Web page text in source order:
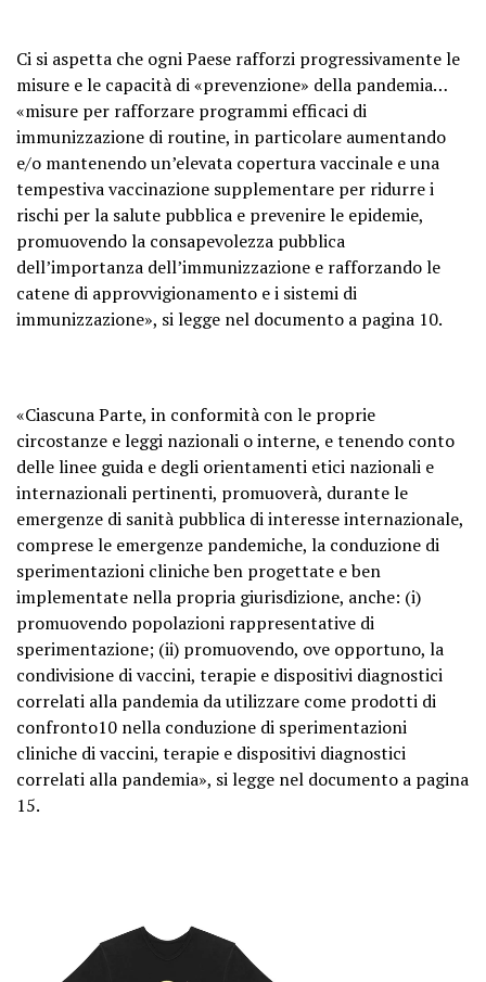
Ci si aspetta che ogni Paese rafforzi progressivamente le
misure e le capacità di «prevenzione» della pandemia…
«misure per rafforzare programmi efficaci di
immunizzazione di routine, in particolare aumentando
e/o mantenendo un’elevata copertura vaccinale e una
tempestiva vaccinazione supplementare per ridurre i
rischi per la salute pubblica e prevenire le epidemie,
promuovendo la consapevolezza pubblica
dell’importanza dell’immunizzazione e rafforzando le
catene di approvvigionamento e i sistemi di
immunizzazione», si legge nel documento a pagina 10.
«Ciascuna Parte, in conformità con le proprie
circostanze e leggi nazionali o interne, e tenendo conto
delle linee guida e degli orientamenti etici nazionali e
internazionali pertinenti, promuoverà, durante le
emergenze di sanità pubblica di interesse internazionale,
comprese le emergenze pandemiche, la conduzione di
sperimentazioni cliniche ben progettate e ben
implementate nella propria giurisdizione, anche: (i)
promuovendo popolazioni rappresentative di
sperimentazione; (ii) promuovendo, ove opportuno, la
condivisione di vaccini, terapie e dispositivi diagnostici
correlati alla pandemia da utilizzare come prodotti di
confronto10 nella conduzione di sperimentazioni
cliniche di vaccini, terapie e dispositivi diagnostici
correlati alla pandemia», si legge nel documento a pagina
15.